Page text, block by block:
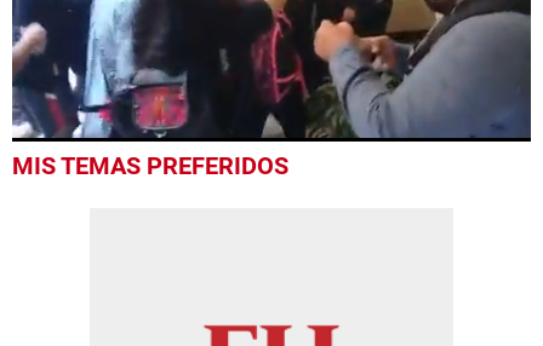
seconds
MIS TEMAS PREFERIDOS